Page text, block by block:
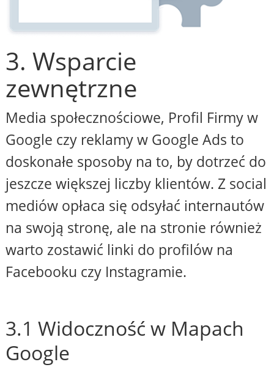
3. Wsparcie
zewnętrzne
Media społecznościowe, Profil Firmy w
Google czy reklamy w Google Ads to
doskonałe sposoby na to, by dotrzeć do
jeszcze większej liczby klientów. Z social
mediów opłaca się odsyłać internautów
na swoją stronę, ale na stronie również
warto zostawić linki do profilów na
Facebooku czy Instagramie.
3.1 Widoczność w Mapach
Google